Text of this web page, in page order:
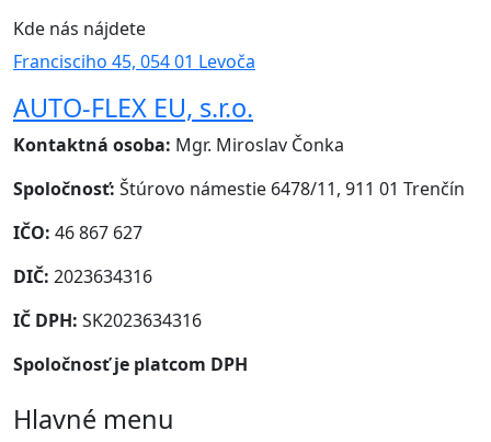
Kde nás nájdete
Francisciho 45, 054 01 Levoča
AUTO-FLEX EU, s.r.o.
Kontaktná osoba: Mgr. Miroslav Čonka
Spoločnosť: Štúrovo námestie 6478/11, 911 01 Trenčín
IČO: 46 867 627
DIČ: 2023634316
IČ DPH: SK2023634316
Spoločnosť je platcom DPH
Hlavné menu